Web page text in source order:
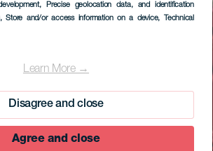
, Precise geolocation data, and identification
, Store and/or access information on a device, Technical
Learn More →
Disagree and close
Agree and close